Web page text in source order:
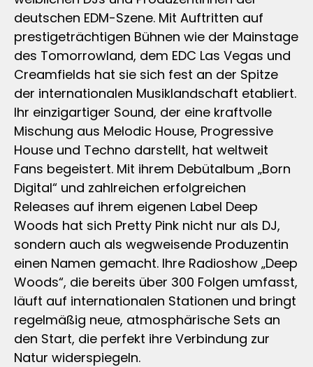
deutschen EDM-Szene. Mit Auftritten auf
prestigeträchtigen Bühnen wie der Mainstage
des Tomorrowland, dem EDC Las Vegas und
Creamfields hat sie sich fest an der Spitze
der internationalen Musiklandschaft etabliert.
Ihr einzigartiger Sound, der eine kraftvolle
Mischung aus Melodic House, Progressive
House und Techno darstellt, hat weltweit
Fans begeistert. Mit ihrem Debütalbum „Born
Digital“ und zahlreichen erfolgreichen
Releases auf ihrem eigenen Label Deep
Woods hat sich Pretty Pink nicht nur als DJ,
sondern auch als wegweisende Produzentin
einen Namen gemacht. Ihre Radioshow „Deep
Woods“, die bereits über 300 Folgen umfasst,
läuft auf internationalen Stationen und bringt
regelmäßig neue, atmosphärische Sets an
den Start, die perfekt ihre Verbindung zur
Natur widerspiegeln.